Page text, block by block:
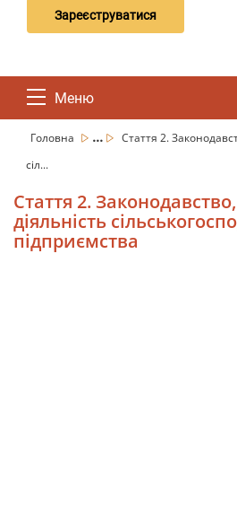
Зареєструватися
Меню
Головна ...
Стаття 2.
сіл...
Стаття 2.
діяльність
підприємства